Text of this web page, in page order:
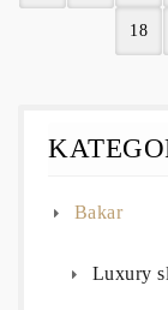
18
Bakar
Luxury